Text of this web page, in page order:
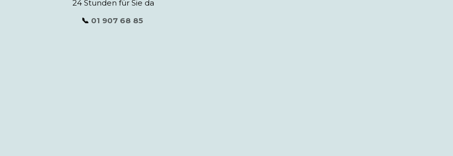
24 Stunden für Sie da
📞 01 907 68 85